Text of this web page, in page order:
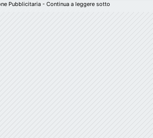
Pubblicitaria - Continua a leggere sotto